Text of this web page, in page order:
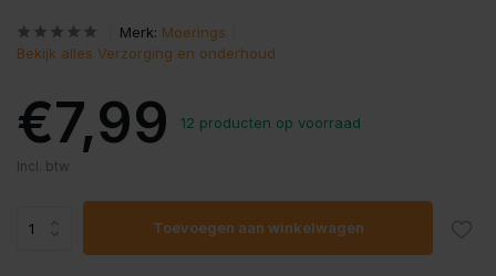
Merk: Moerings
Bekijk alles Verzorging en onderhoud
€7,99 12 producten op voorraad
Incl. btw
Toevoegen aan winkelwagen